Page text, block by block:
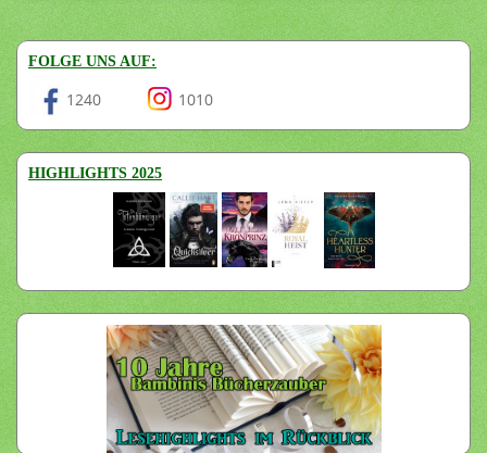
FOLGE UNS AUF:
1240 1010
HIGHLIGHTS 2025